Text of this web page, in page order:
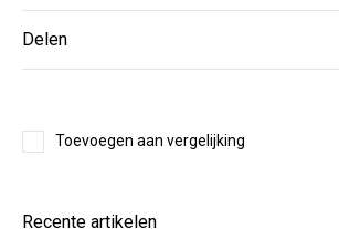
Delen
Toevoegen aan vergelijking
Recente artikelen